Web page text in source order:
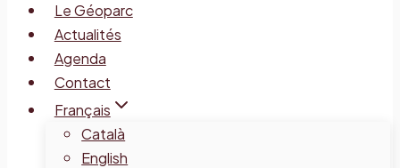
Le Géoparc
Actualités
Agenda
Contact
Français
Català
English